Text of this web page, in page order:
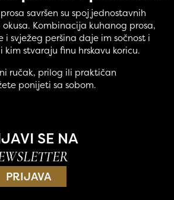
savršen su spoj jednostavnih
Kombinacija kuhanog prosa,
i svježeg peršina daje im sočnost i
kim stvaraju finu hrskavu koricu.
ručak, prilog ili praktičan
ponijeti sa sobom.
SE NA
PRIJAVA